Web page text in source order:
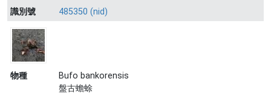
識別號
485350 (nid)
物種
Bufo bankorensis
盤古蟾蜍